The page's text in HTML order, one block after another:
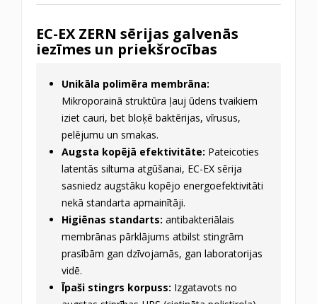
EC-EX ZERN sērijas galvenās
iezīmes un priekšrocības
Unikāla polimēra membrāna:
Mikroporainā struktūra ļauj ūdens tvaikiem
iziet cauri, bet bloķē baktērijas, vīrusus,
pelējumu un smakas.
Augsta kopējā efektivitāte: Pateicoties
latentās siltuma atgūšanai, EC-EX sērija
sasniedz augstāku kopējo energoefektivitāti
nekā standarta apmainītāji.
Higiēnas standarts: antibakteriālais
membrānas pārklājums atbilst stingrām
prasībām gan dzīvojamās, gan laboratorijas
vidē.
Īpaši stingrs korpuss: Izgatavots no